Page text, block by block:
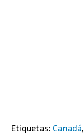
Etiquetas: Canadá